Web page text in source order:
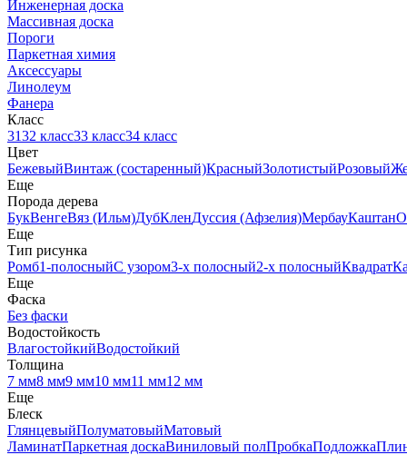
Инженерная доска
Массивная доска
Пороги
Паркетная химия
Аксессуары
Линолеум
Фанера
Класс
3132 класс33 класс34 класс
Цвет
БежевыйВинтаж (состаренный)КрасныйЗолотистыйРозовый
Еще
Порода дерева
БукВенгеВяз (Ильм)ДубКленДуссия (Афзелия)МербауКаштан
Еще
Тип рисунка
Ромб1-полосныйС узором3-х полосный2-х полосныйКвадрат
Еще
Фаска
Без фаски
Водостойкость
ВлагостойкийВодостойкий
Толщина
7 мм8 мм9 мм10 мм11 мм12 мм
Еще
Блеск
ГлянцевыйПолуматовыйМатовый
ЛаминатПаркетная доскаВиниловый полПробкаПодложка